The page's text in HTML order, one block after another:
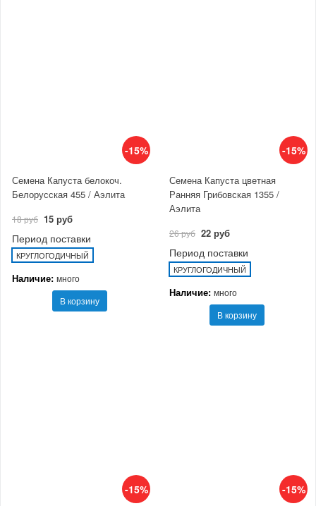
-15%
Семена Капуста белокоч.
Белорусская 455 / Аэлита
18 руб 15 руб
Период поставки
КРУГЛОГОДИЧНЫЙ
Наличие: много
В корзину
-15%
Семена Капуста цветная
Ранняя Грибовская 1355 /
Аэлита
26 руб 22 руб
Период поставки
КРУГЛОГОДИЧНЫЙ
Наличие: много
В корзину
-15% -15%